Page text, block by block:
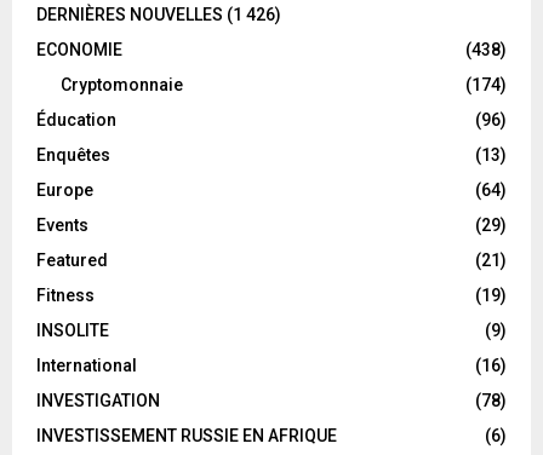
DERNIÈRES NOUVELLES (1 426)
ECONOMIE
(438)
Cryptomonnaie
(174)
Éducation
(96)
Enquêtes
(13)
Europe
(64)
Events
(29)
Featured
(21)
Fitness
(19)
INSOLITE
(9)
International
(16)
INVESTIGATION
(78)
INVESTISSEMENT RUSSIE EN AFRIQUE
(6)